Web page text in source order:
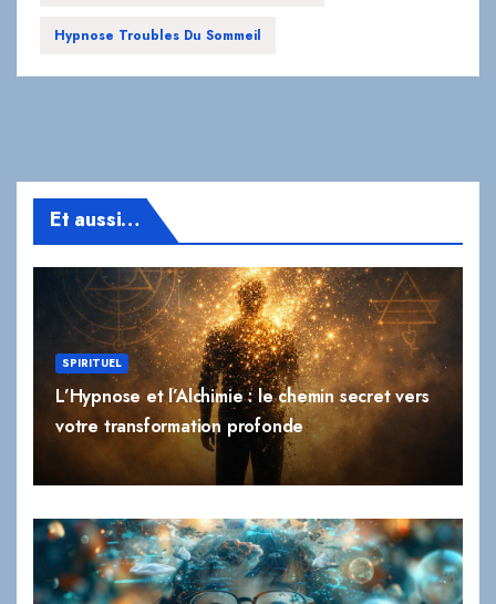
Hypnose Troubles Du Sommeil
Et aussi…
SPIRITUEL
L’Hypnose et l’Alchimie : le chemin secret vers
votre transformation profonde